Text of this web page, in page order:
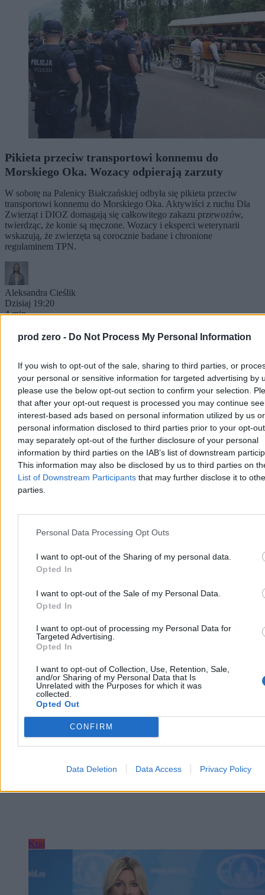
prod zero - Do Not Process My Personal Information
If you wish to opt-out of the sale, sharing to third parties, or
your personal or sensitive information for targeted advertising by
please use the below opt-out section to confirm your selection.
that after your opt-out request is processed you may continue
interest-based ads based on personal information utilized by us or
personal information disclosed to third parties prior to your opt-
may separately opt-out of the further disclosure of your personal
information by third parties on the IAB’s list of downstream
This information may also be disclosed by us to third parties on
List of Downstream Participants that may further disclose it to
parties.
Personal Data Processing Opt Outs
I want to opt-out of the Sharing of my personal data.
Opted In
I want to opt-out of the Sale of my Personal Data.
Opted In
I want to opt-out of processing my Personal Data for
Targeted Advertising.
Opted In
I want to opt-out of Collection, Use, Retention, Sale,
and/or Sharing of my Personal Data that Is
Unrelated with the Purposes for which it was
collected.
Opted Out
CONFIRM
Data Deletion Data Access Privacy Policy
Pikieta przeciw transportowi konnemu do
Morskiego Oka. Wozacy odpierają zarzuty
W sobotę na Palenicy Białczańskiej odbyła się pikieta przeciw
transportowi konnemu do Morskiego Oka. Aktywiści z ruchu Dla
Zwierząt i DIOZ domagają się całkowitego zakazu przewozów,
twierdząc, że konie są męczone. Wozacy i eksperci weterynarii
wskazują, że zwierzęta są corocznie badane i chronione
regulaminem TPN.
Aleksandra Cieślik
Dzisiaj 19:20
4 min
Kraj
ok. 400 tys. zł
W piątek w gliwickiej dzielnicy Ostropa 60-letni rolnik ciągnikiem
marki Ursus celowo wjechał na świeżo położony asfalt, niszcząc
do niego. Policja zatrzymała go na gorącym uczynku. Straty
oszacowano wstępnie na ok. 400 tys. zł.
Aleksandra Cieślik
Reklama
Reklama
Kraj